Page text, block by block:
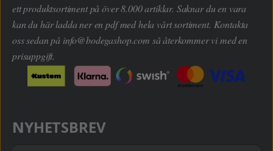
ett produktsortiment på över 8.000 artiklar. Saknar du en vara
kan du här ladda ner en pdf med hela vårt sortiment. Kontakta
oss sedan på info@bodegashop.com så återkommer vi med en
prisuppgift.
NYHETSBREV